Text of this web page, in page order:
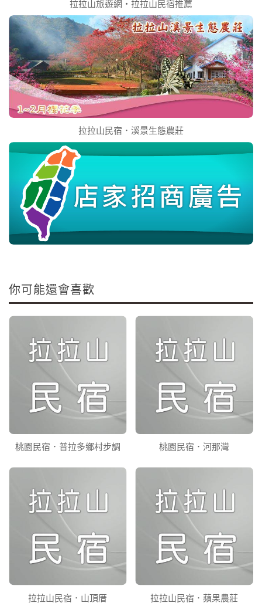
拉拉山旅遊網‧拉拉山民宿推薦
拉拉山民宿．溪景生態農莊
你可能還會喜歡
桃園民宿．普拉多鄉村步調 桃園民宿．河那灣
拉拉山民宿．山頂厝 拉拉山民宿．蘋果農莊